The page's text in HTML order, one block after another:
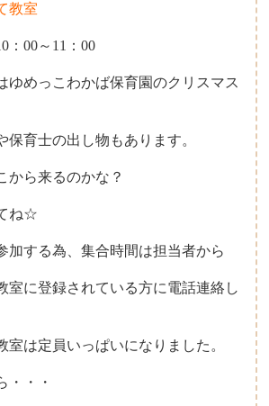
教室
：00～11：00
ゆめっこわかば保育園のクリスマス
保育士の出し物もあります。
から来るのかな？
ね☆
加する為、集合時間は担当者から
室に登録されている方に電話連絡し
室は定員いっぱいになりました。
・・・